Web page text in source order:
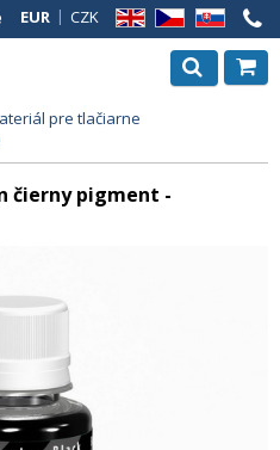
EN CZ SK
EUR CZK
pre tlačiarne
čierny pigment -